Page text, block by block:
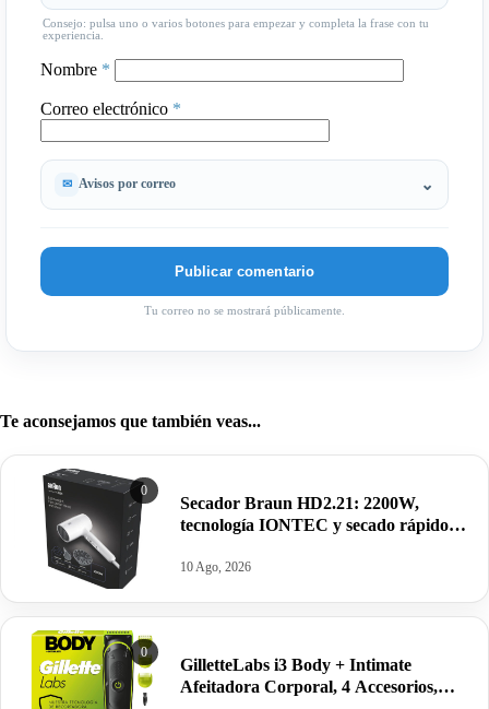
Consejo: pulsa uno o varios botones para empezar y completa la frase con tu
experiencia.
Nombre *
Correo electrónico *
Avisos por correo
Tu correo no se mostrará públicamente.
Te aconsejamos que también veas...
0
Secador Braun HD2.21: 2200W,
tecnología IONTEC y secado rápido
24,90€ antes 49,90€.
10 Ago, 2026
0
GilletteLabs i3 Body + Intimate
Afeitadora Corporal, 4 Accesorios,